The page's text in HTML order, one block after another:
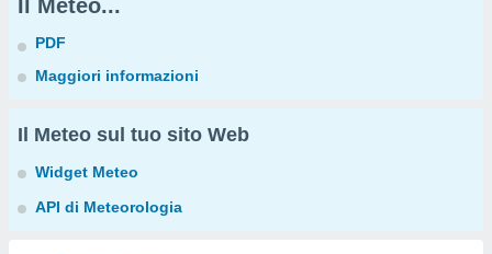
Il Meteo...
PDF
Maggiori informazioni
Il Meteo sul tuo sito Web
Widget Meteo
API di Meteorologia